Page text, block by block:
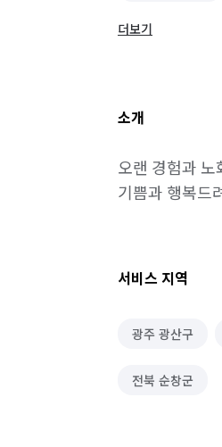
수도 관련 설치/수
더보기
소개
오랜 경험과 노
기쁨과 행복드
서비스 지역
광주 광산구
전북 순창군